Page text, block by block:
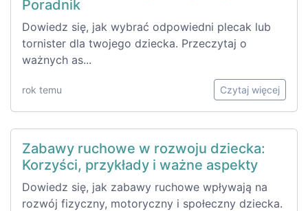
Poradnik
Dowiedz się, jak wybrać odpowiedni plecak lub
tornister dla twojego dziecka. Przeczytaj o
ważnych as...
rok temu Czytaj więcej
Zabawy ruchowe w rozwoju dziecka:
Korzyści, przykłady i ważne aspekty
Dowiedz się, jak zabawy ruchowe wpływają na
rozwój fizyczny, motoryczny i społeczny dziecka.